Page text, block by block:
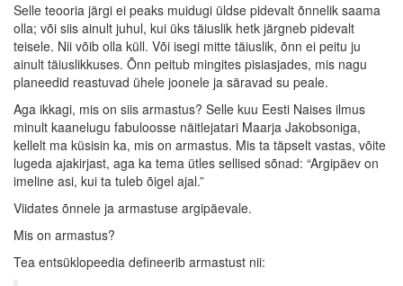
Selle teooria järgi ei peaks muidugi üldse pidevalt õnnelik saama
olla; või siis ainult juhul, kui üks täiuslik hetk järgneb pidevalt
teisele. Nii võib olla küll. Või isegi mitte täiuslik, õnn ei peitu ju
ainult täiuslikkuses. Õnn peitub mingites pisiasjades, mis nagu
planeedid reastuvad ühele joonele ja säravad su peale.
Aga ikkagi, mis on siis armastus? Selle kuu Eesti Naises ilmus
minult kaanelugu fabuloosse näitlejatari Maarja Jakobsoniga,
kellelt ma küsisin ka, mis on armastus. Mis ta täpselt vastas, võite
lugeda ajakirjast, aga ka tema ütles sellised sõnad: “Argipäev on
imeline asi, kui ta tuleb õigel ajal.”
Viidates õnnele ja armastuse argipäevale.
Mis on armastus?
Tea entsüklopeedia defineerib armastust nii: